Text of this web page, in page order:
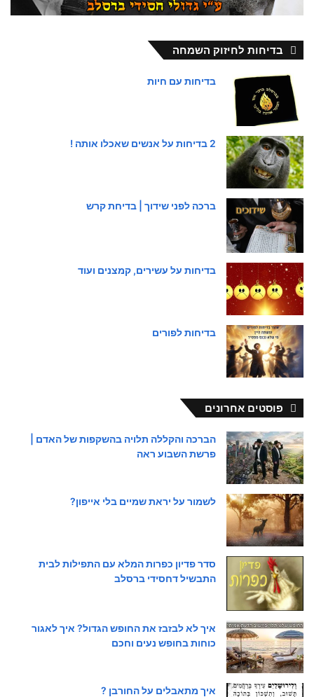
בדיחות לחיזוק השמחה
בדיחות עם חיות
2 בדיחות על אנשים שאכלו אותה !
ברכה לפני שידוך | בדיחת קרש
בדיחות על עשירים, קמצנים ועוד
בדיחות לפורים
פוסטים אחרונים
הברכה והקללה תלויה בהשקפות של האדם |
פרשת השבוע ראה
לשמור על יראת שמיים בלי אייפון?
סדר פדיון כפרות המלא עם התפילות לבית
התבשיל דחסידי ברסלב
איך לא לבזבז את החופש הגדול? איך לאגור
כוחות בחופש נעים וחכם
איך מתאבלים על החורבן ?